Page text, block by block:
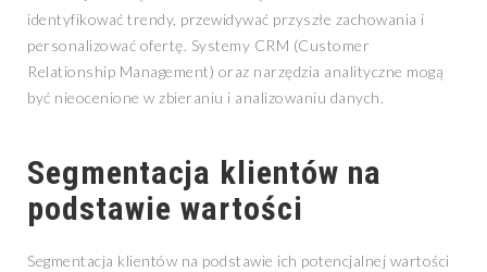
identyfikować trendy, przewidywać przyszłe zachowania i
personalizować ofertę. Systemy CRM (Customer
Relationship Management) oraz narzędzia analityczne mogą
być nieocenione w zbieraniu i analizowaniu danych.
Segmentacja klientów na
podstawie wartości
Segmentacja klientów na podstawie ich potencjalnej wartości